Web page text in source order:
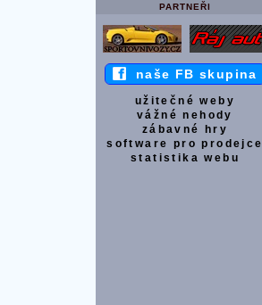
PARTNEŘI
naše FB skupina
užitečné weby
vážné nehody
zábavné hry
software pro prodejce
statistika webu